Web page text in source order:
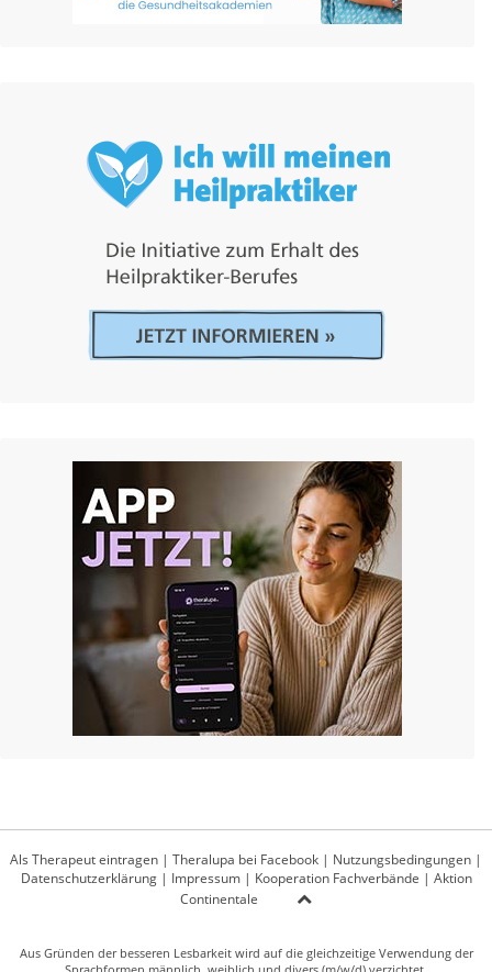
Als Therapeut eintragen | Theralupa bei Facebook | Nutzungsbedingungen |
Datenschutzerklärung| Impressum| Kooperation Fachverbände | Aktion
Continentale
Aus Gründen der besseren Lesbarkeit wird auf die gleichzeitige Verwendung der